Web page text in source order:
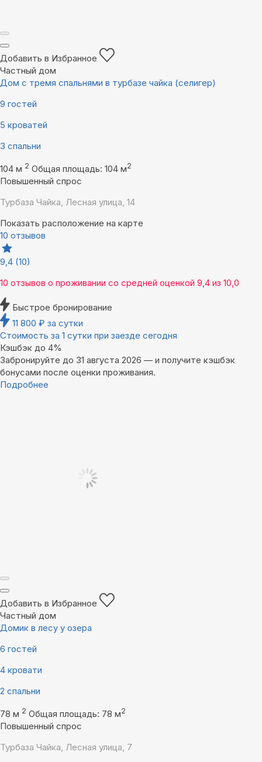
Добавить в Избранное
Частный дом
Дом с тремя спальнями в турбазе чайка (селигер)
9 гостей
5 кроватей
3 спальни
104 м 2 Общая площадь: 104 м2
Повышенный спрос
Турбаза Чайка, Лесная улица, 14
Показать расположение на карте
10 отзывов
9,4 (10)
10 отзывов о проживании со средней оценкой 9,4 из 10,0
Быстрое бронирование
11 800 ₽ за сутки
Стоимость за 1 сутки при заезде сегодня
Кэшбэк до 4%
Забронируйте до 31 августа 2026 — и получите кэшбэк
бонусами после оценки проживания.
Подробнее
Добавить в Избранное
Частный дом
Домик в лесу у озера
6 гостей
4 кровати
2 спальни
78 м 2 Общая площадь: 78 м2
Повышенный спрос
Турбаза Чайка, Лесная улица, 7